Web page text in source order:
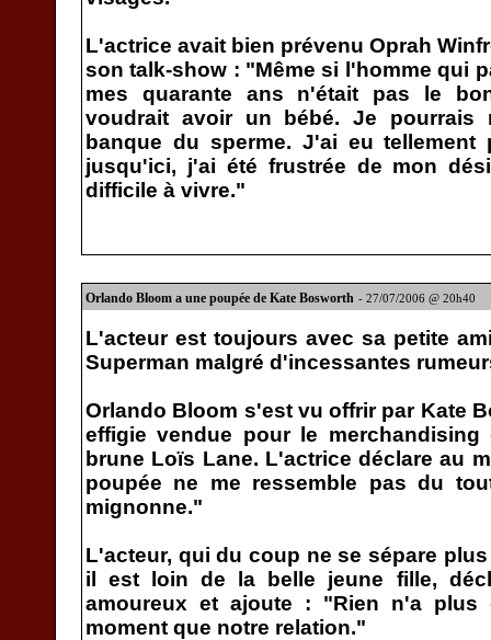
L'actrice avait bien prévenu Oprah
son talk-show : "Même si l'homme qui
mes quarante ans n'était pas le
voudrait avoir un bébé. Je pourrais
banque du sperme. J'ai eu
jusqu'ici, j'ai été frustrée de mon
difficile à vivre."
Orlando Bloom a une poupée de Kate Bosworth - 27/07/2006 @ 20h40
L'acteur est toujours avec sa petite
Superman malgré d'incessantes
Orlando Bloom s'est vu offrir par Kate
effigie vendue pour le
brune Loïs Lane. L'actrice déclare au
poupée ne me ressemble pas du
mignonne."
L'acteur, qui du coup ne se sépare
il est loin de la belle jeune fille,
amoureux et ajoute : "Rien n'a
moment que notre relation."